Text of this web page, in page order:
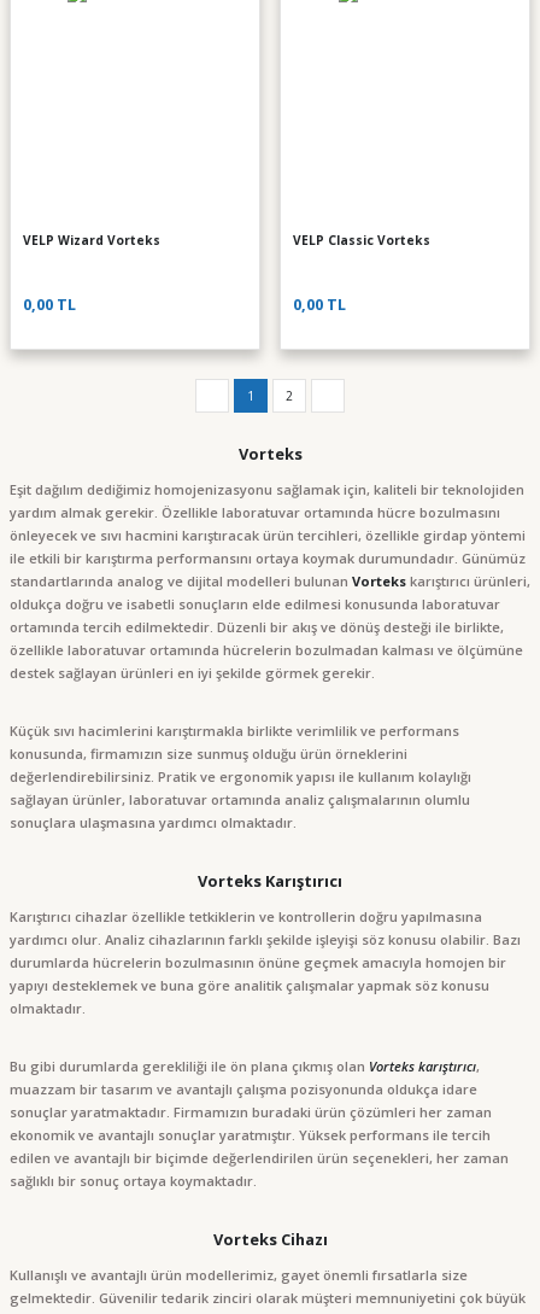
VELP Wizard Vorteks
0,00 TL
VELP Classic Vorteks
0,00 TL
1 2
Vorteks
Eşit dağılım dediğimiz homojenizasyonu sağlamak için, kaliteli bir teknolojiden
yardım almak gerekir. Özellikle laboratuvar ortamında hücre bozulmasını
önleyecek ve sıvı hacmini karıştıracak ürün tercihleri, özellikle girdap yöntemi
ile etkili bir karıştırma performansını ortaya koymak durumundadır. Günümüz
standartlarında analog ve dijital modelleri bulunan Vorteks karıştırıcı ürünleri,
oldukça doğru ve isabetli sonuçların elde edilmesi konusunda laboratuvar
ortamında tercih edilmektedir. Düzenli bir akış ve dönüş desteği ile birlikte,
özellikle laboratuvar ortamında hücrelerin bozulmadan kalması ve ölçümüne
destek sağlayan ürünleri en iyi şekilde görmek gerekir.
Küçük sıvı hacimlerini karıştırmakla birlikte verimlilik ve performans
konusunda, firmamızın size sunmuş olduğu ürün örneklerini
değerlendirebilirsiniz. Pratik ve ergonomik yapısı ile kullanım kolaylığı
sağlayan ürünler, laboratuvar ortamında analiz çalışmalarının olumlu
sonuçlara ulaşmasına yardımcı olmaktadır.
Vorteks Karıştırıcı
Karıştırıcı cihazlar özellikle tetkiklerin ve kontrollerin doğru yapılmasına
yardımcı olur. Analiz cihazlarının farklı şekilde işleyişi söz konusu olabilir. Bazı
durumlarda hücrelerin bozulmasının önüne geçmek amacıyla homojen bir
yapıyı desteklemek ve buna göre analitik çalışmalar yapmak söz konusu
olmaktadır.
Bu gibi durumlarda gerekliliği ile ön plana çıkmış olan Vorteks karıştırıcı,
muazzam bir tasarım ve avantajlı çalışma pozisyonunda oldukça idare
sonuçlar yaratmaktadır. Firmamızın buradaki ürün çözümleri her zaman
ekonomik ve avantajlı sonuçlar yaratmıştır. Yüksek performans ile tercih
edilen ve avantajlı bir biçimde değerlendirilen ürün seçenekleri, her zaman
sağlıklı bir sonuç ortaya koymaktadır.
Vorteks Cihazı
Kullanışlı ve avantajlı ürün modellerimiz, gayet önemli fırsatlarla size
gelmektedir. Güvenilir tedarik zinciri olarak müşteri memnuniyetini çok büyük